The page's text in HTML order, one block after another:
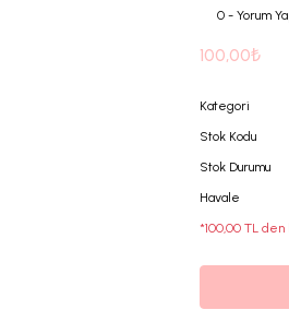
0 - Yorum
100,00₺
Kategori
Stok Kodu
Stok Durumu
Havale
*100,00 TL